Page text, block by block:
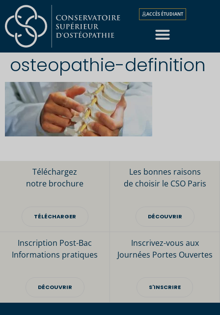
ACCÈS ÉTUDIANT
osteopathie-definition
Téléchargez
notre brochure
TÉLÉCHARGER
Les bonnes raisons
de choisir le CSO Paris
DÉCOUVRIR
Inscription Post-Bac
Informations pratiques
DÉCOUVRIR
Inscrivez-vous aux
Journées Portes Ouvertes
S'INSCRIRE